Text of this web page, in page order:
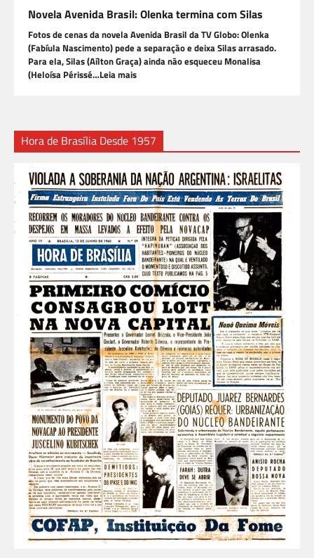
Novela Avenida Brasil: Olenka termina com Silas
Fotos de cenas da novela Avenida Brasil da TV Globo: Olenka
(Fabíula Nascimento) pede a separação e deixa Silas arrasado.
Para ela, Silas (Aílton Graça) ainda não esqueceu Monalisa
(Heloísa Périssé…Leia mais
Hora de Brasília Desde 1957